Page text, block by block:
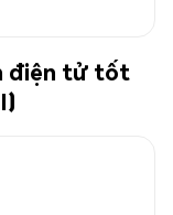
điện tử tốt